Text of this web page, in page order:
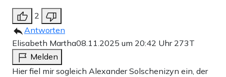
2
Antworten
Elisabeth Martha08.11.2025 um 20:42 Uhr 273T
Melden
Hier fiel mir sogleich Alexander Solschenizyn ein, der